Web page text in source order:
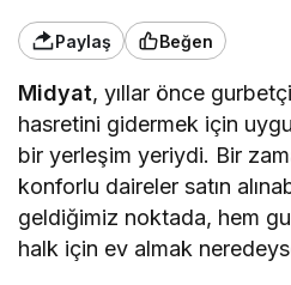
Paylaş Beğen
Midyat, yıllar önce
hasretini gidermek için
bir yerleşim yeriydi. Bir
konforlu daireler satın
geldiğimiz noktada, hem
halk için ev almak